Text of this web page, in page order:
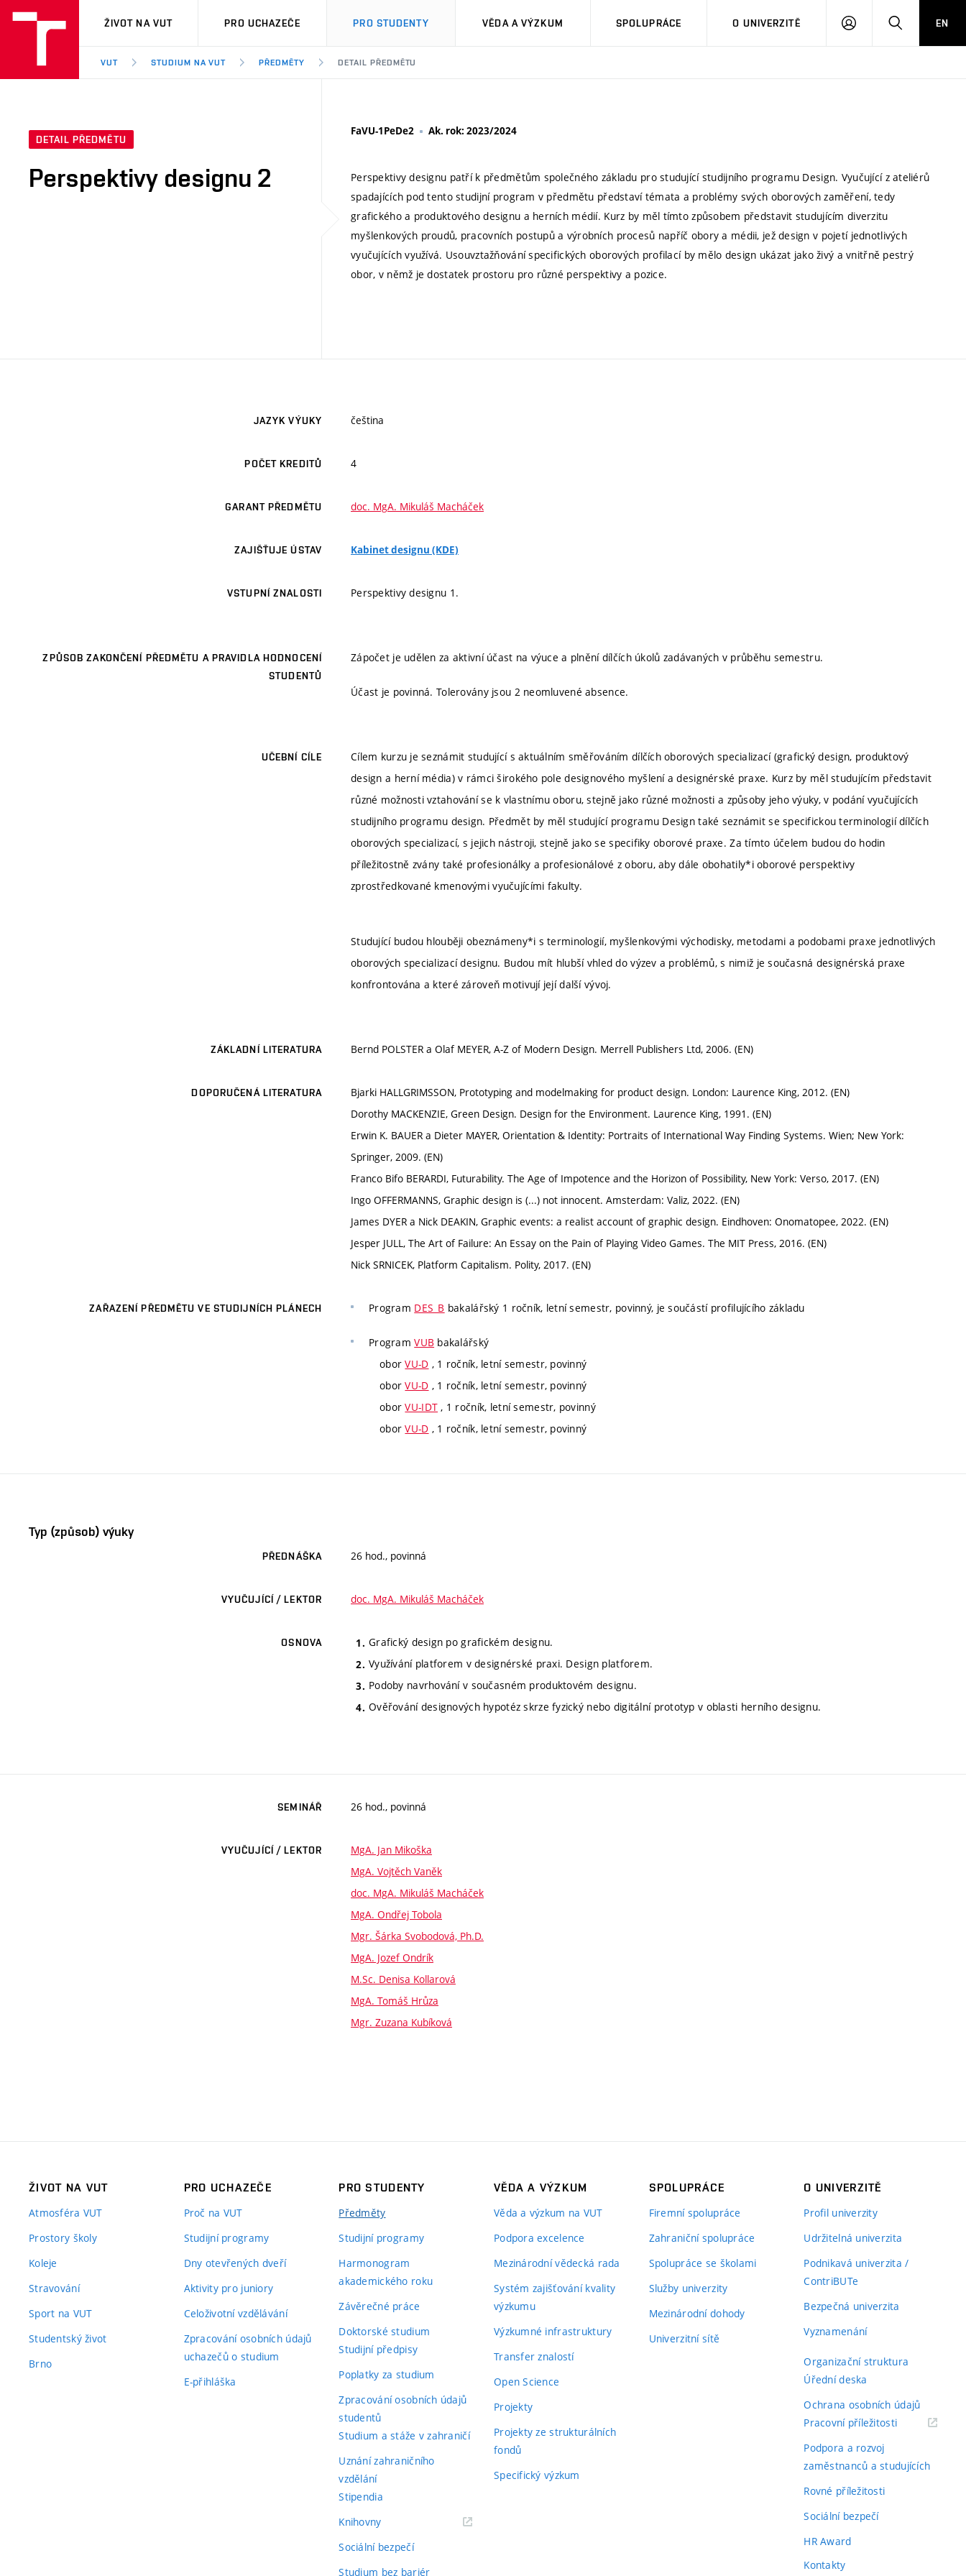
VUT
ŽIVOT NA VUT PRO UCHAZEČE PRO STUDENTY VĚDA A VÝZKUM SPOLUPRÁCE O UNIVERZITĚ
PŘIHLÁSIT HLEDATEN
VUT STUDIUM NA VUT PŘEDMĚTY DETAIL PŘEDMĚTU
DETAIL PŘEDMĚTU
Perspektivy designu 2
FaVU-1PeDe2 Ak. rok: 2023/2024
Perspektivy designu patří k předmětům společného základu pro studující studijního programu Design. Vyučující z ateliérů
spadajících pod tento studijní program v předmětu představí témata a problémy svých oborových zaměření, tedy
grafického a produktového designu a herních médií. Kurz by měl tímto způsobem představit studujícím diverzitu
myšlenkových proudů, pracovních postupů a výrobních procesů napříč obory a médii, jež design v pojetí jednotlivých
vyučujících využívá. Usouvztažňování specifických oborových profilací by mělo design ukázat jako živý a vnitřně pestrý
obor, v němž je dostatek prostoru pro různé perspektivy a pozice.
JAZYK VÝUKY čeština
POČET KREDITŮ 4
GARANT PŘEDMĚTU doc. MgA. Mikuláš Macháček
ZAJIŠŤUJE ÚSTAV Kabinet designu (KDE)
VSTUPNÍ ZNALOSTI Perspektivy designu 1.
ZPŮSOB ZAKONČENÍ PŘEDMĚTU A PRAVIDLA HODNOCENÍ
STUDENTŮ
Zápočet je udělen za aktivní účast na výuce a plnění dílčích úkolů zadávaných v průběhu semestru.
Účast je povinná. Tolerovány jsou 2 neomluvené absence.
UČEBNÍ CÍLE
Cílem kurzu je seznámit studující s aktuálním směřováním dílčích oborových specializací (grafický design, produktový
design a herní média) v rámci širokého pole designového myšlení a designérské praxe. Kurz by měl studujícím představit
různé možnosti vztahování se k vlastnímu oboru, stejně jako různé možnosti a způsoby jeho výuky, v podání vyučujících
studijního programu design. Předmět by měl studující programu Design také seznámit se specifickou terminologií dílčích
oborových specializací, s jejich nástroji, stejně jako se specifiky oborové praxe. Za tímto účelem budou do hodin
příležitostně zvány také profesionálky a profesionálové z oboru, aby dále obohatily*i oborové perspektivy
zprostředkované kmenovými vyučujícími fakulty.
Studující budou hlouběji obeznámeny*i s terminologií, myšlenkovými východisky, metodami a podobami praxe jednotlivých
oborových specializací designu. Budou mít hlubší vhled do výzev a problémů, s nimiž je současná designérská praxe
konfrontována a které zároveň motivují její další vývoj.
ZÁKLADNÍ LITERATURA Bernd POLSTER a Olaf MEYER, A-Z of Modern Design. Merrell Publishers Ltd, 2006. (EN)
DOPORUČENÁ LITERATURA
Bjarki HALLGRIMSSON, Prototyping and modelmaking for product design. London: Laurence King, 2012. (EN)
Dorothy MACKENZIE, Green Design. Design for the Environment. Laurence King, 1991. (EN)
Erwin K. BAUER a Dieter MAYER, Orientation & Identity: Portraits of International Way Finding Systems. Wien; New York:
Springer, 2009. (EN)
Franco Bifo BERARDI, Futurability. The Age of Impotence and the Horizon of Possibility, New York: Verso, 2017. (EN)
Ingo OFFERMANNS, Graphic design is (...) not innocent. Amsterdam: Valiz, 2022. (EN)
James DYER a Nick DEAKIN, Graphic events: a realist account of graphic design. Eindhoven: Onomatopee, 2022. (EN)
Jesper JULL, The Art of Failure: An Essay on the Pain of Playing Video Games. The MIT Press, 2016. (EN)
Nick SRNICEK, Platform Capitalism. Polity, 2017. (EN)
ZAŘAZENÍ PŘEDMĚTU VE STUDIJNÍCH PLÁNECH Program DES_B bakalářský 1 ročník, letní semestr, povinný, je součástí profilujícího základu
ProgramVUB bakalářský
oborVU-D , 1 ročník, letní semestr, povinný
oborVU-D , 1 ročník, letní semestr, povinný
oborVU-IDT , 1 ročník, letní semestr, povinný
oborVU-D , 1 ročník, letní semestr, povinný
Typ (způsob) výuky
PŘEDNÁŠKA 26 hod., povinná
VYUČUJÍCÍ / LEKTOR doc. MgA. Mikuláš Macháček
OSNOVA
Grafický design po grafickém designu.
Využívání platforem v designérské praxi. Design platforem.
Podoby navrhování v současném produktovém designu.
Ověřování designových hypotéz skrze fyzický nebo digitální prototyp v oblasti herního designu.
SEMINÁŘ 26 hod., povinná
VYUČUJÍCÍ / LEKTOR
MgA. Jan Mikoška
MgA. Vojtěch Vaněk
doc. MgA. Mikuláš Macháček
MgA. Ondřej Tobola
Mgr. Šárka Svobodová, Ph.D.
MgA. Jozef Ondrík
M.Sc. Denisa Kollarová
MgA. Tomáš Hrůza
Mgr. Zuzana Kubíková
ŽIVOT NA VUT
Atmosféra VUT
Prostory školy
Koleje
Stravování
Sport na VUT
Studentský život
Brno
PRO UCHAZEČE
Proč na VUT
Studijní programy
Dny otevřených dveří
Aktivity pro juniory
Celoživotní vzdělávání
Zpracování osobních údajů
uchazečů o studium
E-přihláška
PRO STUDENTY
Předměty
Studijní programy
Harmonogram
akademického roku
Závěrečné práce
Doktorské studium
Studijní předpisy
Poplatky za studium
Zpracování osobních údajů
studentů
Studium a stáže v zahraničí
Uznání zahraničního
vzdělání
Stipendia
Knihovny(externí
Sociální bezpečí
Studium bez bariér
VĚDA A VÝZKUM
Věda a výzkum na VUT
Podpora excelence
Mezinárodní vědecká rada
Systém zajišťování kvality
výzkumu
Výzkumné infrastruktury
Transfer znalostí
Open Science
Projekty
Projekty ze strukturálních
fondů
Specifický výzkum
SPOLUPRÁCE
Firemní spolupráce
Zahraniční spolupráce
Spolupráce se školami
Služby univerzity
Mezinárodní dohody
Univerzitní sítě
O UNIVERZITĚ
Profil univerzity
Udržitelná univerzita
Podnikavá univerzita /
ContriBUTe
Bezpečná univerzita
Vyznamenání
Organizační struktura
Úřední deska
Ochrana osobních údajů
Pracovní příležitosti(externí
Podpora a rozvoj
zaměstnanců a studujících
Rovné příležitosti
Sociální bezpečí
HR Award
Kontakty